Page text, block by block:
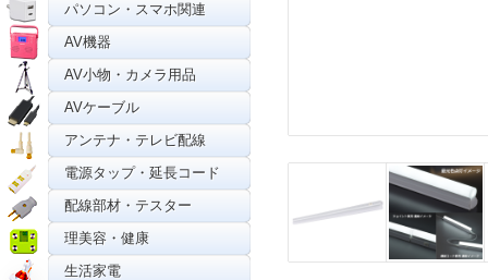
パソコン・スマホ関連
AV機器
AV小物・カメラ用品
AVケーブル
アンテナ・テレビ配線
電源タップ・延長コード
配線部材・テスター
理美容・健康
生活家電